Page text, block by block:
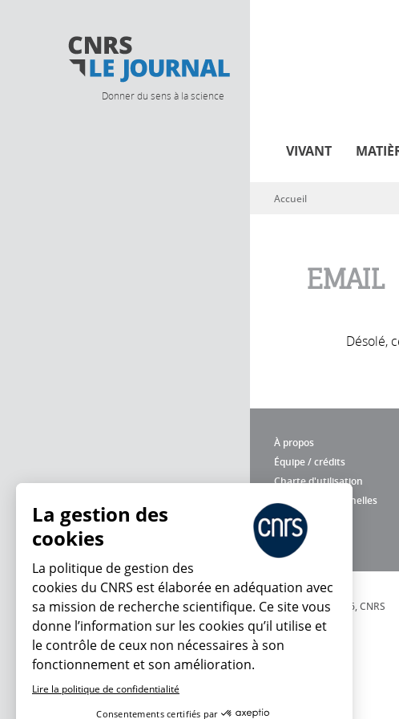
Donner du sens à la science
VIVANT
Vous êtes ici
Accueil
EMAIL
Désolé,
À propos
Équipe / crédits
Charte d'utilisation
Données personnelles
© 2026, CNRS
La gestion des
cookies
La politique de gestion des
cookies du CNRS est élaborée en adéquation avec
sa mission de recherche scientifique. Ce site vous
donne l’information sur les cookies qu’il utilise et
le contrôle de ceux non nécessaires à son
fonctionnement et son amélioration.
Lire la politique de confidentialité
Consentements certifiés par